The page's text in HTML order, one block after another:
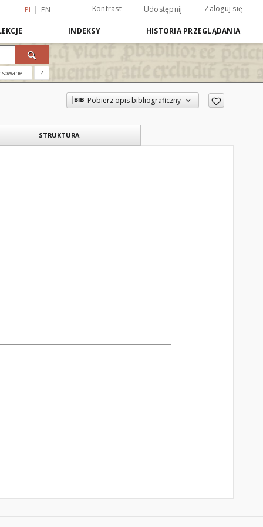
PL EN Kontrast Udostępnij Zaloguj się
INDEKSY HISTORIA PRZEGLĄDANIA
?
Pobierz opis bibliograficzny
STRUKTURA